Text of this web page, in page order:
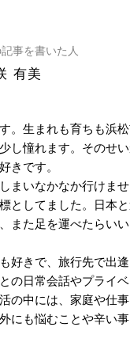
記事を書いた人
有美
。生まれも育ちも浜
し憧れます。そのせ
きです。
まいなかなか行けま
としてました。日本
また足を運べたらい
好きで、旅行先で出
の日常会話やプライ
の中には、家庭や仕
にも悩むことや辛い